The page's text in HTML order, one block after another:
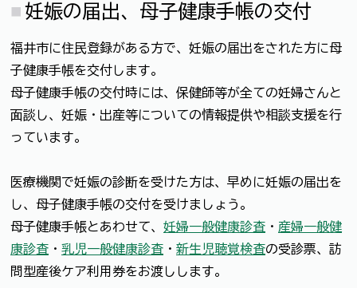
妊娠の届出、母子健康手帳の交付
福井市に住民登録がある方で、妊娠の届出をされた方に母
子健康手帳を交付します。
母子健康手帳の交付時には、保健師等が全ての妊婦さんと
面談し、妊娠・出産等についての情報提供や相談支援を行
っています。
医療機関で妊娠の診断を受けた方は、早めに妊娠の届出を
し、母子健康手帳の交付を受けましょう。
母子健康手帳とあわせて、 妊婦一般健康診査 ・ 産婦一般健
康診査 ・ 乳児一般健康診査 ・ 新生児聴覚検査の受診票、訪
問型産後ケア利用券をお渡しします。